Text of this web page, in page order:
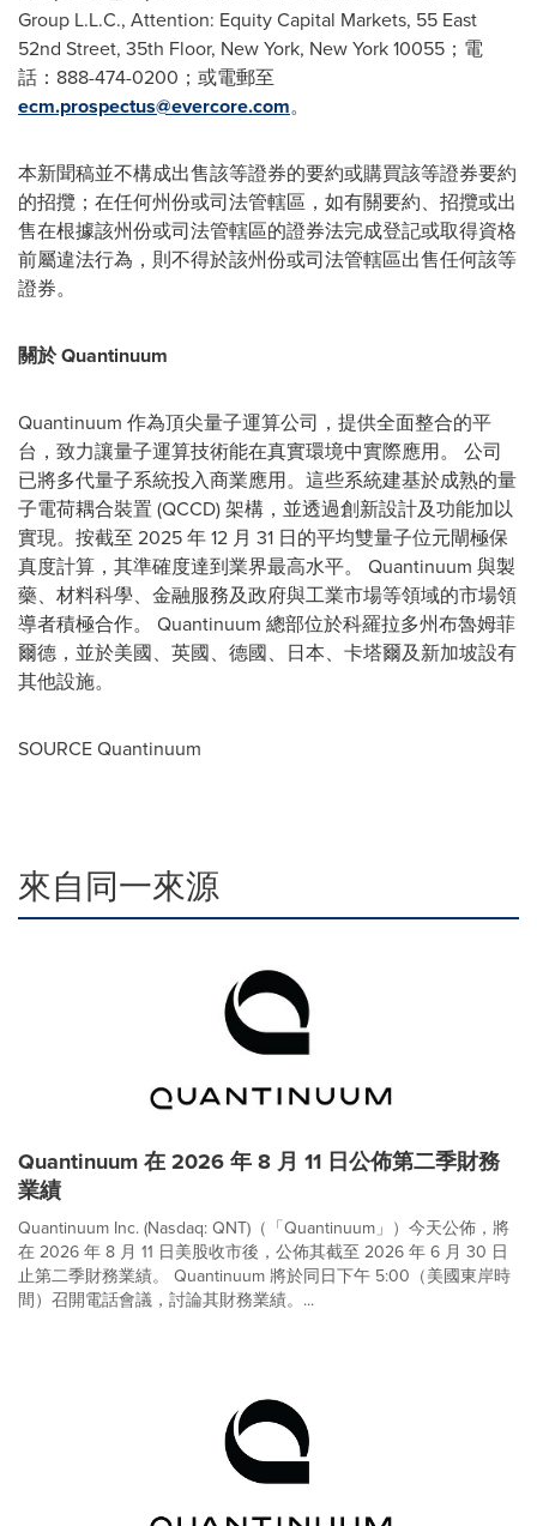
Group L.L.C., Attention: Equity Capital Markets, 55 East
52nd Street, 35th Floor, New York, New York 10055；電
話：888-474-0200；或電郵至
ecm.prospectus@evercore.com。
本新聞稿並不構成出售該等證券的要約或購買該等證券要約
的招攬；在任何州份或司法管轄區，如有關要約、招攬或出
售在根據該州份或司法管轄區的證券法完成登記或取得資格
前屬違法行為，則不得於該州份或司法管轄區出售任何該等
證券。
關於 Quantinuum
Quantinuum 作為頂尖量子運算公司，提供全面整合的平
台，致力讓量子運算技術能在真實環境中實際應用。 公司
已將多代量子系統投入商業應用。這些系統建基於成熟的量
子電荷耦合裝置 (QCCD) 架構，並透過創新設計及功能加以
實現。按截至 2025 年 12 月 31 日的平均雙量子位元閘極保
真度計算，其準確度達到業界最高水平。 Quantinuum 與製
藥、材料科學、金融服務及政府與工業市場等領域的市場領
導者積極合作。 Quantinuum 總部位於科羅拉多州布魯姆菲
爾德，並於美國、英國、德國、日本、卡塔爾及新加坡設有
其他設施。
SOURCE Quantinuum
來自同一來源
Quantinuum 在 2026 年 8 月 11 日公佈第二季財務
業績
Quantinuum Inc. (Nasdaq: QNT)（「Quantinuum」）今天公佈，將
在 2026 年 8 月 11 日美股收市後，公佈其截至 2026 年 6 月 30 日
止第二季財務業績。 Quantinuum 將於同日下午 5:00（美國東岸時
間）召開電話會議，討論其財務業績。...